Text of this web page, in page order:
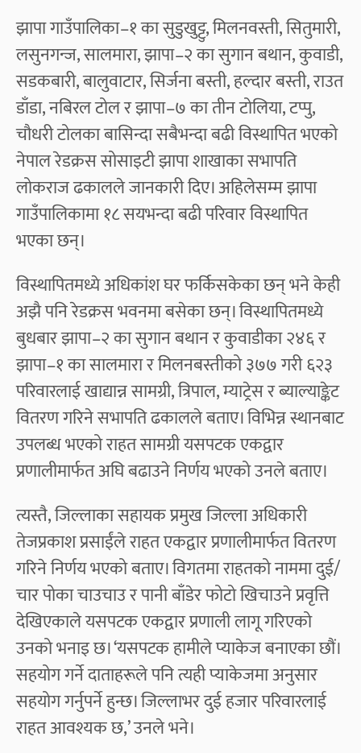
झापा गाउँपालिका–१ का सुडुखुट्टु, मिलनवस्ती, सितुमारी,
लसुनगन्ज, सालमारा, झापा–२ का सुगान बथान, कुवाडी,
सडकबारी, बालुवाटार, सिर्जना बस्ती, हल्दार बस्ती, राउत
डाँडा, नबिरल टोल र झापा–७ का तीन टोलिया, टप्पु,
चौधरी टोलका बासिन्दा सबैभन्दा बढी विस्थापित भएको
नेपाल रेडक्रस सोसाइटी झापा शाखाका सभापति
लोकराज ढकालले जानकारी दिए। अहिलेसम्म झापा
गाउँपालिकामा १८ सयभन्दा बढी परिवार विस्थापित
भएका छन्।
विस्थापितमध्ये अधिकांश घर फर्किसकेका छन् भने केही
अझै पनि रेडक्रस भवनमा बसेका छन्। विस्थापितमध्ये
बुधबार झापा–२ का सुगान बथान र कुवाडीका २४६ र
झापा–१ का सालमारा र मिलनबस्तीको ३७७ गरी ६२३
परिवारलाई खाद्यान्न सामग्री, त्रिपाल, म्याट्रेस र ब्याल्याङ्केट
वितरण गरिने सभापति ढकालले बताए। विभिन्न स्थानबाट
उपलब्ध भएको राहत सामग्री यसपटक एकद्वार
प्रणालीमार्फत अघि बढाउने निर्णय भएको उनले बताए।
त्यस्तै, जिल्लाका सहायक प्रमुख जिल्ला अधिकारी
तेजप्रकाश प्रसाईंले राहत एकद्वार प्रणालीमार्फत वितरण
गरिने निर्णय भएको बताए। विगतमा राहतको नाममा दुई/
चार पोका चाउचाउ र पानी बाँडेर फोटो खिचाउने प्रवृत्ति
देखिएकाले यसपटक एकद्वार प्रणाली लागू गरिएको
उनको भनाइ छ। ‘यसपटक हामीले प्याकेज बनाएका छौं।
सहयोग गर्ने दाताहरूले पनि त्यही प्याकेजमा अनुसार
सहयोग गर्नुपर्ने हुन्छ। जिल्लाभर दुई हजार परिवारलाई
राहत आवश्यक छ,’ उनले भने।